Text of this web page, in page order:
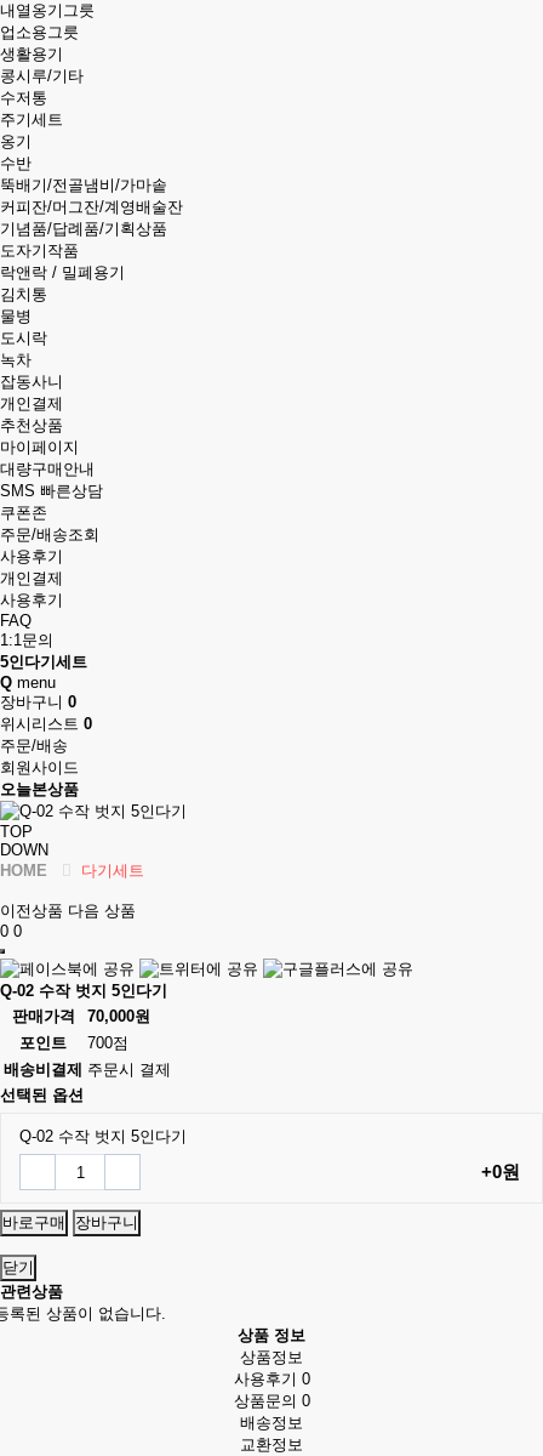
내열옹기그릇
업소용그릇
생활용기
콩시루/기타
수저통
주기세트
옹기
수반
뚝배기/전골냄비/가마솥
커피잔/머그잔/계영배술잔
기념품/답례품/기획상품
도자기작품
락앤락 / 밀폐용기
김치통
물병
도시락
녹차
잡동사니
개인결제
추천상품
마이페이지
대량구매안내
SMS 빠른상담
쿠폰존
주문/배송조회
사용후기
개인결제
사용후기
FAQ
1:1문의
5인다기세트
Q menu
장바구니 0
위시리스트 0
주문/배송
회원사이드
오늘본상품
TOP
DOWN
HOME
다기세트
이전상품 다음 상품
0 0
Q-02 수작 벗지 5인다기
판매가격
70,000원
포인트
700점
배송비결제 주문시 결제
선택된 옵션
Q-02 수작 벗지 5인다기
+0원
바로구매 장바구니
닫기
관련상품
록된 상품이 없습니다.
상품 정보
상품정보
사용후기 0
상품문의 0
배송정보
교환정보